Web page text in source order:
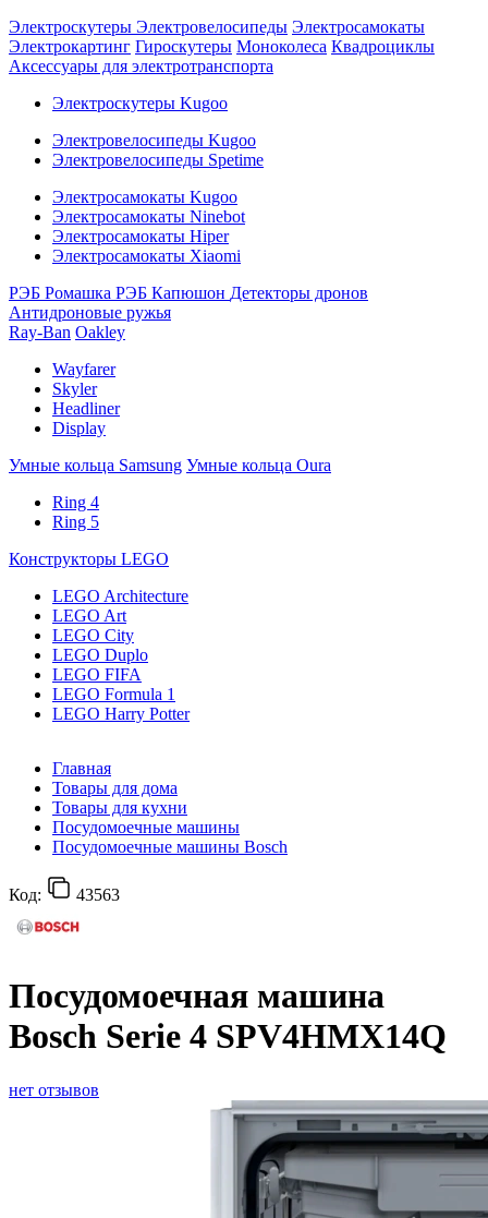
Электроскутеры Электровелосипеды Электросамокаты
Электрокартинг Гироскутеры Моноколеса Квадроциклы
Аксессуары для электротранспорта
Электроскутеры Kugoo
Электровелосипеды Kugoo
Электровелосипеды Spetime
Электросамокаты Kugoo
Электросамокаты Ninebot
Электросамокаты Hiper
Электросамокаты Xiaomi
РЭБ Ромашка РЭБ Капюшон Детекторы дронов
Антидроновые ружья
Ray-Ban Oakley
Wayfarer
Skyler
Headliner
Display
Умные кольца Samsung Умные кольца Oura
Ring 4
Ring 5
Конструкторы LEGO
LEGO Architecture
LEGO Art
LEGO City
LEGO Duplo
LEGO FIFA
LEGO Formula 1
LEGO Harry Potter
Главная
Товары для дома
Товары для кухни
Посудомоечные машины
Посудомоечные машины Bosch
Код: 43563
Посудомоечная машина
Bosch Serie 4 SPV4HMX14Q
нет отзывов